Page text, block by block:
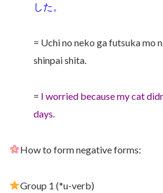
した。
= Uchi no neko ga futsuka mo
shinpai shita.
= I worried because my cat
days.
How to form negative forms:
Group 1 (*u-verb)